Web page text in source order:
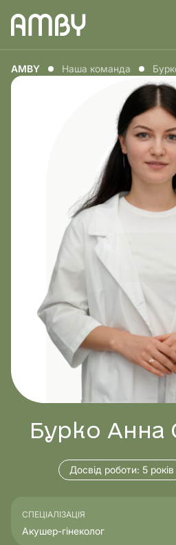
AMBY Наша команда
Бурко Анна
Досвід роботи: 5 років
СПЕЦІАЛІЗАЦІЯ
Акушер-гінеколог